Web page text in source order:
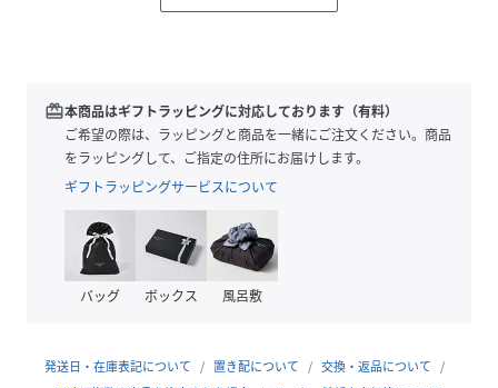
【Fabric】
肌離れの良いさらりとした綿素材を使用しています。使い込
むほどに馴染む、ナチュラルで優しい質感をお楽しみいただ
けます。
透け感;あり
裏地;なし
伸縮性;なし
redeem本商品はギフトラッピングに対応しております（有料）
ご希望の際は、ラッピングと商品を一緒にご注文ください。商品
をラッピングして、ご指定の住所にお届けします。
ギフトラッピングサービスについて
バッグ ボックス 風呂敷
発送日・在庫表記について 置き配について
交換・返品について